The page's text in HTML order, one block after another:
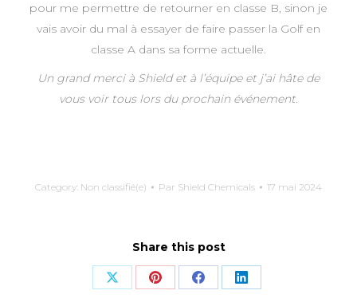
pour me permettre de retourner en classe B, sinon je
vais avoir du mal à essayer de faire passer la Golf en
classe A dans sa forme actuelle.
Un grand merci à Shield et à l’équipe et j’ai hâte de
vous voir tous lors du prochain événement.
Category: Non classifié(e) Par Shield Chemicals 17 mai 2024
Share this post
Share Share Share Share